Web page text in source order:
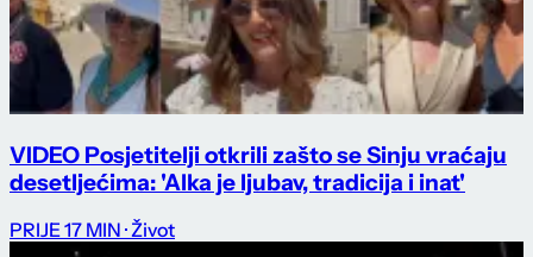
VIDEO Posjetitelji otkrili zašto se Sinju vraćaju
desetljećima: 'Alka je ljubav, tradicija i inat'
PRIJE 17 MIN · Život